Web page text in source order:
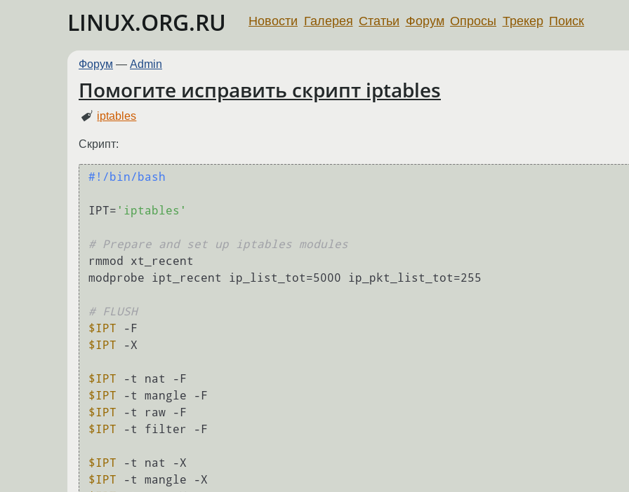
LINUX.ORG.RU Новости Галерея Статьи Форум Опросы Трекер Поиск
Форум — Admin
Помогите исправить скрипт iptables
iptables
Скрипт:
#!/bin/bash
IPT= 'iptables'
# Prepare and set up iptables modules
rmmod xt_recent
modprobe ipt_recent ip_list_tot=5000 ip_pkt_list_tot=255
# FLUSH
$IPT
$IPT -X
$IPT
$IPT
$IPT
$IPT -t filter -F
$IPT
$IPT